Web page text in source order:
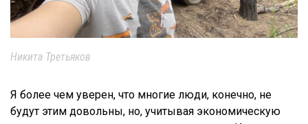
Никита Третьяков
Я более чем уверен, что многие люди, конечно, не
будут этим довольны, но, учитывая экономическую